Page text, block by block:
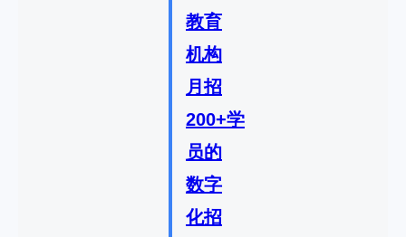
教育
机构
月招
200+学
员的
数字
化招